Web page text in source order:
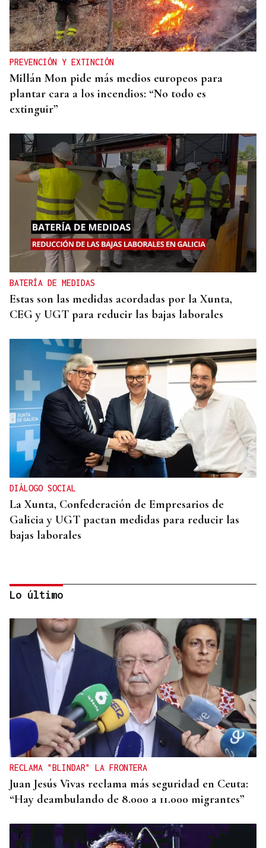
PREVENCIÓN Y EXTINCIÓN
Millán Mon pide más medios europeos para
plantar cara a los incendios: “No todo es
extinguir”
BATERÍA DE MEDIDAS
Estas son las medidas acordadas por la Xunta,
CEG y UGT para reducir las bajas laborales
DIÁLOGO SOCIAL
La Xunta, Confederación de Empresarios de
Galicia y UGT pactan medidas para reducir las
bajas laborales
CHOQUE EN CADENA
Accidente múltiple en la AP-9: cinco coches
implicados provocan retenciones a la salida de
Vigo
Lo último
RECLAMA "BLINDAR" LA FRONTERA
Juan Jesús Vivas reclama más seguridad en Ceuta:
“Hay deambulando de 8.000 a 11.000 migrantes”